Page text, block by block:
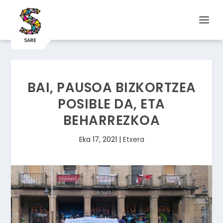
BAI, PAUSOA BIZKORTZEA
POSIBLE DA, ETA
BEHARREZKOA
Eka 17, 2021 | Etxera